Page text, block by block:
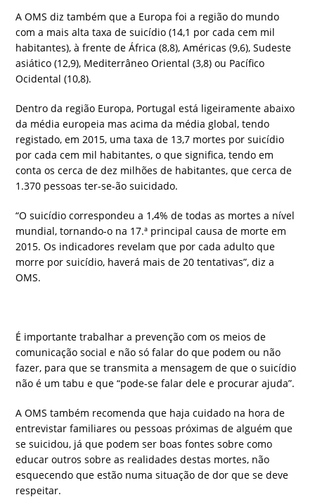
A OMS diz também que a Europa foi a região do mundo
com a mais alta taxa de suicídio (14,1 por cada cem mil
habitantes), à frente de África (8,8), Américas (9,6), Sudeste
asiático (12,9), Mediterrâneo Oriental (3,8) ou Pacífico
Ocidental (10,8).
Dentro da região Europa, Portugal está ligeiramente abaixo
da média europeia mas acima da média global, tendo
registado, em 2015, uma taxa de 13,7 mortes por suicídio
por cada cem mil habitantes, o que significa, tendo em
conta os cerca de dez milhões de habitantes, que cerca de
1.370 pessoas ter-se-ão suicidado.
“O suicídio correspondeu a 1,4% de todas as mortes a nível
mundial, tornando-o na 17.ª principal causa de morte em
2015. Os indicadores revelam que por cada adulto que
morre por suicídio, haverá mais de 20 tentativas”, diz a
OMS.
É importante trabalhar a prevenção com os meios de
comunicação social e não só falar do que podem ou não
fazer, para que se transmita a mensagem de que o suicídio
não é um tabu e que “pode-se falar dele e procurar ajuda”.
A OMS também recomenda que haja cuidado na hora de
entrevistar familiares ou pessoas próximas de alguém que
se suicidou, já que podem ser boas fontes sobre como
educar outros sobre as realidades destas mortes, não
esquecendo que estão numa situação de dor que se deve
respeitar.